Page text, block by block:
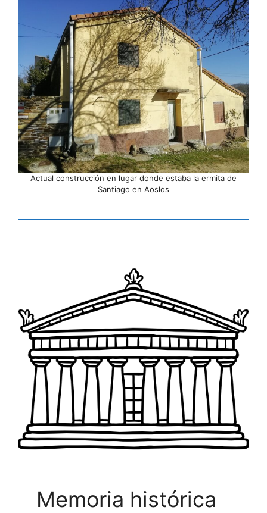
Actual construcción en lugar donde estaba la ermita de
Santiago en Aoslos
Memoria histórica